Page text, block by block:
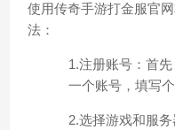
使用传奇手游打金服官
法：
1.注册账号：首
一个账号，填写个
2.选择游戏和服